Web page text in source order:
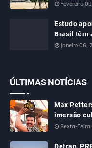
Fevereiro
Estudo
Brasil têm
Janeiro 06,
ÚLTIMAS NOTÍCIAS
Max
imersão
Sexta-
Detran,